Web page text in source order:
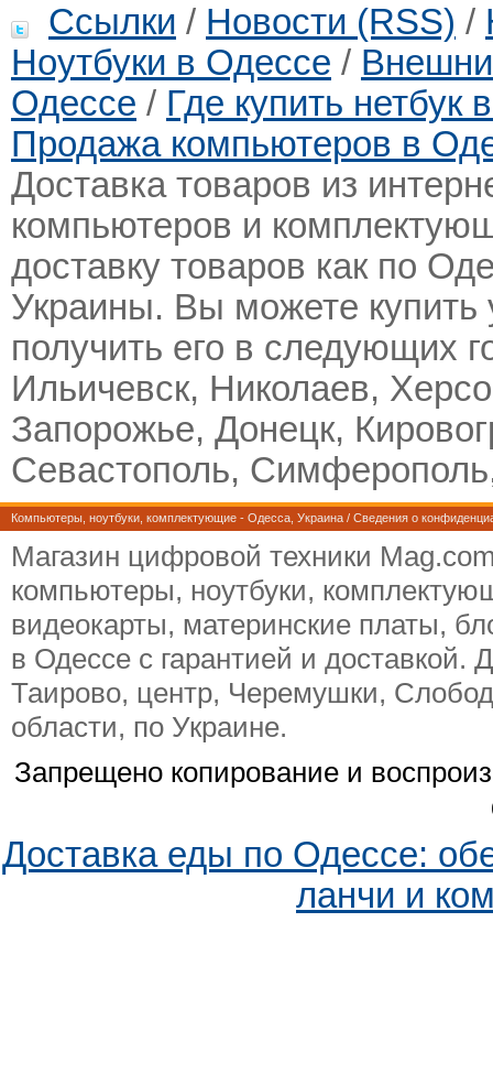
Ссылки / Новости (RSS) /
Ноутбуки в Одессе /
Одессе / Где купить нетбук
Продажа компьютеров в
Доставка товаров из
компьютеров и
доставку товаров как по
Украины. Вы можете купить
получить его в следующих
Ильичевск, Николаев,
Запорожье, Донецк,
Севастополь,
Компьютеры, ноутбуки, комплектующие - Одесса, Украина / Сведения о
Магазин цифровой техники
компьютеры, ноутбуки,
видеокарты, материнские платы,
в Одессе с гарантией и доставкой.
Таирово, центр, Черемушки,
области, по Украине.
Запрещено копирование и
Доставка еды по Одессе:
ланчи и